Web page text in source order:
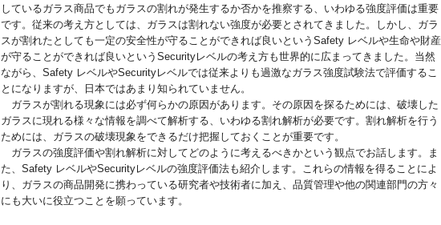
しているガラス商品でもガラスの割れが発生するか否かを推察する、いわゆる強度評価は重要
です。従来の考え方としては、ガラスは割れない強度が必要とされてきました。しかし、ガラ
スが割れたとしても一定の安全性が守ることができれば良いというSafety レベルや生命や財産
が守ることができれば良いというSecurityレベルの考え方も世界的に広まってきました。当然
ながら、Safety レベルやSecurityレベルでは従来よりも過激なガラス強度試験法で評価するこ
とになりますが、日本ではあまり知られていません。
ガラスが割れる現象には必ず何らかの原因があります。その原因を探るためには、破壊した
ガラスに現れる様々な情報を調べて解析する、いわゆる割れ解析が必要です。割れ解析を行う
ためには、ガラスの破壊現象をできるだけ把握しておくことが重要です。
ガラスの強度評価や割れ解析に対してどのように考えるべきかという観点でお話します。ま
た、Safety レベルやSecurityレベルの強度評価法も紹介します。これらの情報を得ることによ
り、ガラスの商品開発に携わっている研究者や技術者に加え、品質管理や他の関連部門の方々
にも大いに役立つことを願っています。